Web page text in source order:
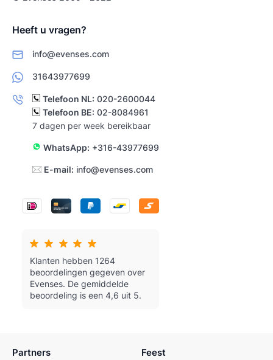
Heeft u vragen?
info@evenses.com
31643977699
Telefoon NL: 020-2600044
Telefoon BE: 02-8084961
7 dagen per week bereikbaar
WhatsApp: +316-43977699
E-mail: info@evenses.com
Klanten hebben 1264
beoordelingen gegeven over
Evenses. De gemiddelde
beoordeling is een 4,6 uit 5.
Partners Feest